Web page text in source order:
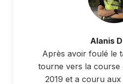
Alanis
Après avoir foulé le
tourne vers la course
2019 et a couru aux